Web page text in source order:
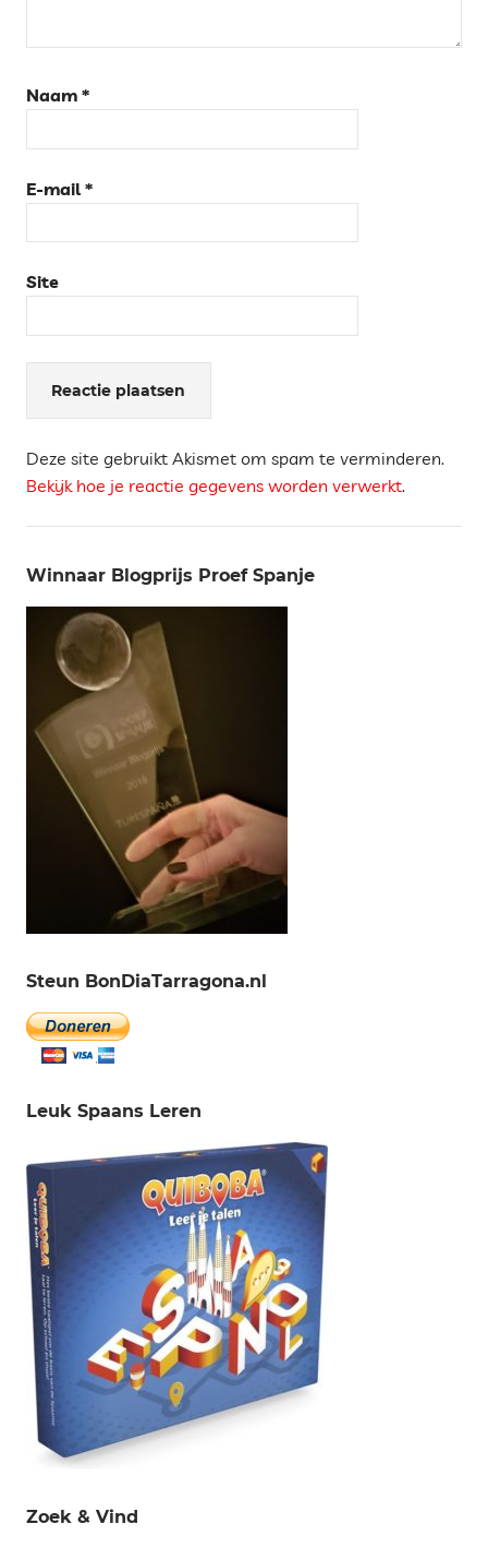
Naam *
E-mail *
Site
Deze site gebruikt Akismet om spam te verminderen.
Bekijk hoe je reactie gegevens worden verwerkt.
Winnaar Blogprijs Proef Spanje
Steun BonDiaTarragona.nl
Leuk Spaans Leren
Zoek & Vind